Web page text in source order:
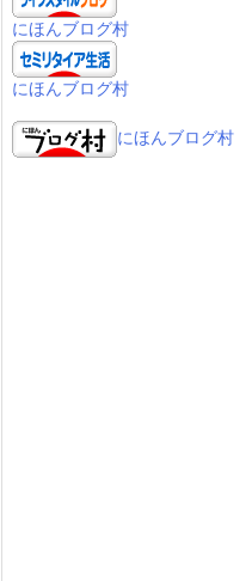
にほんブログ村
にほんブログ村
にほんブログ村